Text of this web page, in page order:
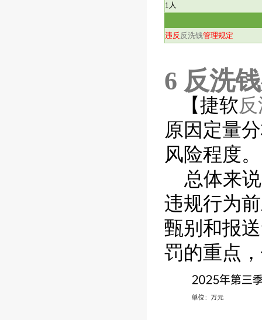
1 人
违反 反洗钱管理规定
6 反洗钱
【捷软
原因定量
风险程度。
总体来
违规行为
甄别和报
罚的重点